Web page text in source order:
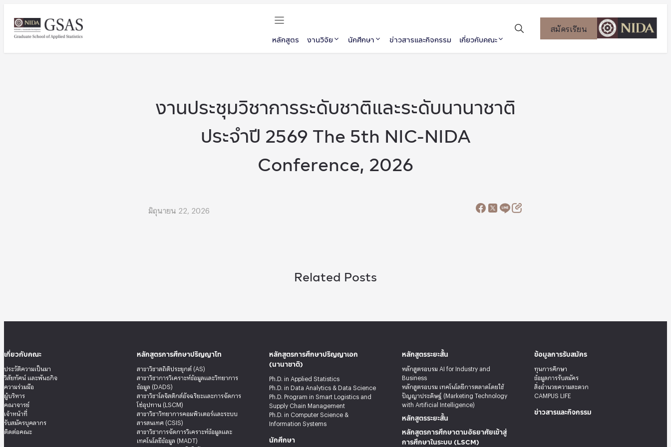
หลักสูตร งานวิจัย นักศึกษา ข่าวสารและกิจกรรม เกี่ยวกับคณะ
สมัครเรียน
งานประชุมวิชาการระดับชาติและระดับนานาชาติ
ประจำปี 2569 The 5th NIC-NIDA
Conference, 2026
มิถุนายน 22, 2026
Related Posts
เกี่ยวกับคณะ
ประวัติความเป็นมา
วิสัยทัศน์ และพันธกิจ
ความร่วมมือ
ผู้บริหาร
คณาจารย์
เจ้าหน้าที่
รับสมัครบุคลากร
ติดต่อคณะ
หลักสูตรการศึกษาปริญญาโท
สาขาวิชาสถิติประยุกต์ (AS)
สาขาวิชาการวิเคราะห์ข้อมูลและวิทยาการ
ข้อมูล (DADS)
สาขาวิชาโลจิสติกส์อัจฉริยะและการจัดการ
โซ่อุปทาน (LSCM)
สาขาวิชาวิทยาการคอมพิวเตอร์และระบบ
สารสนเทศ (CSIS)
สาขาวิชาการจัดการวิเคราะห์ข้อมูลและ
เทคโนโลยีข้อมูล (MADT)
หลักสูตรการศึกษาปริญญาเอก
(นานาชาติ)
Ph.D. in Applied Statistics
Ph.D. in Data Analytics & Data Science
Ph.D. Program in Smart Logistics and
Supply Chain Management
Ph.D. in Computer Science &
Information Systems
นักศึกษา
หลักสูตรระยะสั้น
หลักสูตรอบรม AI for Industry and
Business
หลักสูตรอบรม เทคโนโลยีการตลาดโดยใช้
ปัญญาประดิษฐ์ (Marketing Technology
with Artificial Intelligence)
หลักสูตรระยะสั้น
หลักสูตรการศึกษาตามอัธยาศัยเข้าสู่
การศึกษาในระบบ (LSCM)
ข้อมูลการรับสมัคร
ทุนการศึกษา
ข้อมูลการรับสมัคร
สิ่งอำนวยความสะดวก
CAMPUS LIFE
ข่าวสารและกิจกรรม